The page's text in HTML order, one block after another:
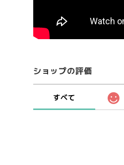
ショップの評価
すべて